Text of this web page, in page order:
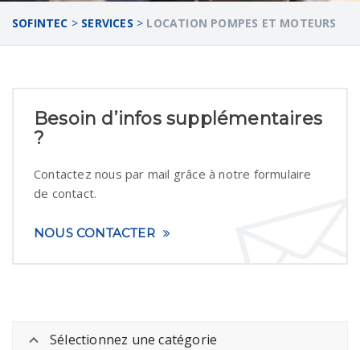
SOFINTEC > SERVICES > LOCATION POMPES ET MOTEURS
Besoin d’infos supplémentaires
?
Contactez nous par mail grâce à notre formulaire
de contact.
NOUS CONTACTER
Sélectionnez une catégorie